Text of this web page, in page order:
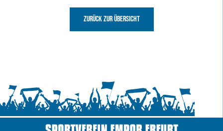
Zurück zur Übersicht